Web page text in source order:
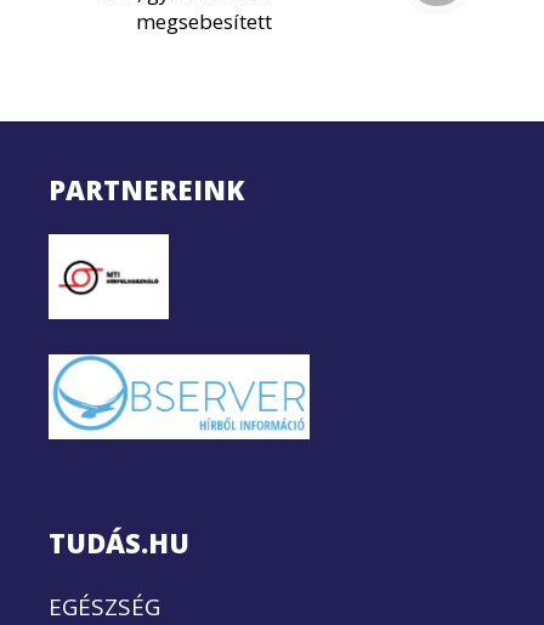
megsebesített
PARTNEREINK
TUDÁS.HU
EGÉSZSÉG